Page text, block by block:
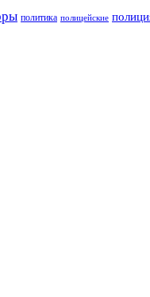
политика полицейские